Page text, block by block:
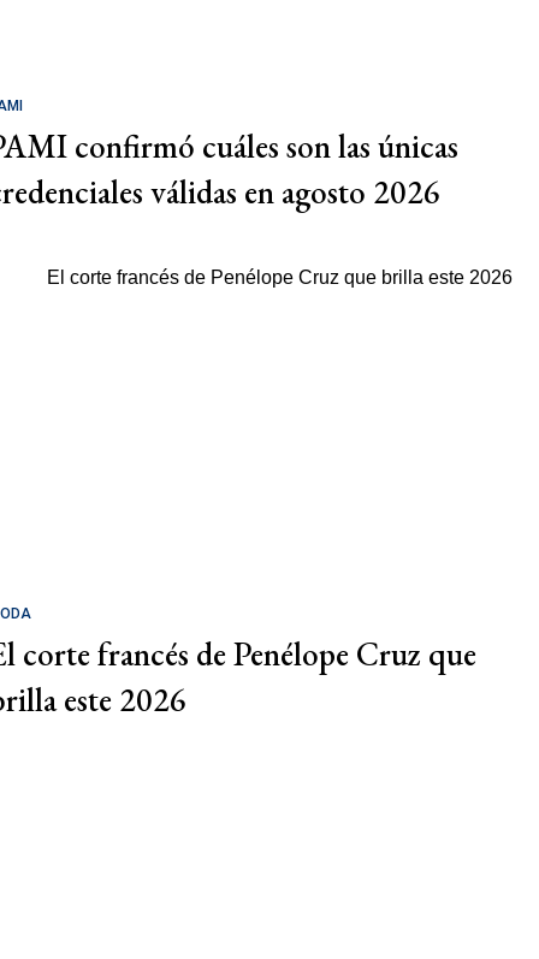
confirmó cuáles son las únicas
válidas en agosto 2026
corte francés de Penélope Cruz que
este 2026